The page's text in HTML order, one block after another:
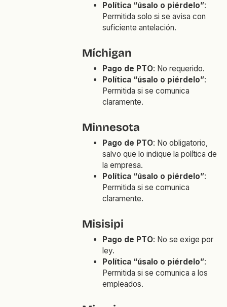
Política “úsalo o piérdelo”:
Permitida solo si se avisa con
suficiente antelación.
Míchigan
Pago de PTO: No requerido.
Política “úsalo o piérdelo”:
Permitida si se comunica
claramente.
Minnesota
Pago de PTO: No obligatorio,
salvo que lo indique la política de
la empresa.
Política “úsalo o piérdelo”:
Permitida si se comunica
claramente.
Misisipi
Pago de PTO: No se exige por
ley.
Política “úsalo o piérdelo”:
Permitida si se comunica a los
empleados.